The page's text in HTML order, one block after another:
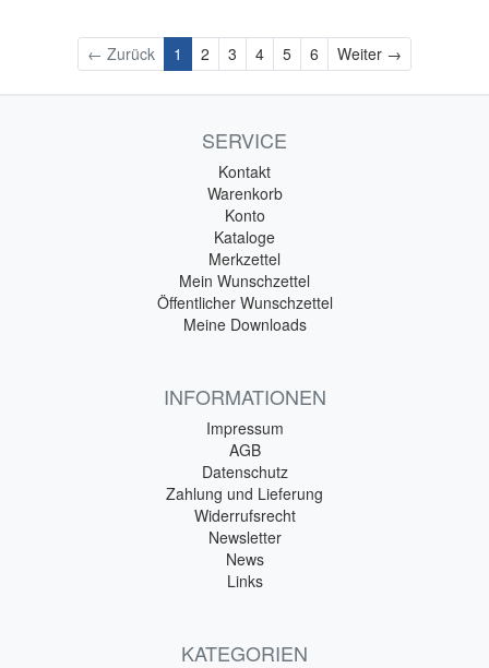
← Zurück 1 2 3 4 5 6 Weiter →
SERVICE
Kontakt
Warenkorb
Konto
Kataloge
Merkzettel
Mein Wunschzettel
Öffentlicher Wunschzettel
Meine Downloads
INFORMATIONEN
Impressum
AGB
Datenschutz
Zahlung und Lieferung
Widerrufsrecht
Newsletter
News
Links
KATEGORIEN